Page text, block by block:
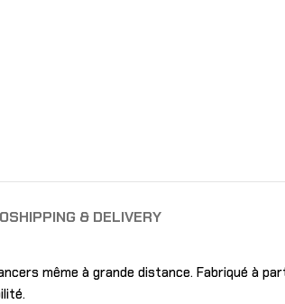
SHIPPING & DELIVERY
même à grande distance. Fabriqué à